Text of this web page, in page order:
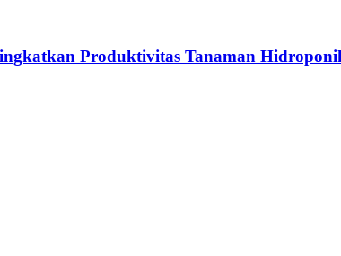
Produktivitas Tanaman